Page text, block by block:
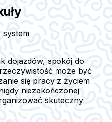
system
dojazdów, spokój do
może być
się pracy z życiem
niezakończonej
skuteczny